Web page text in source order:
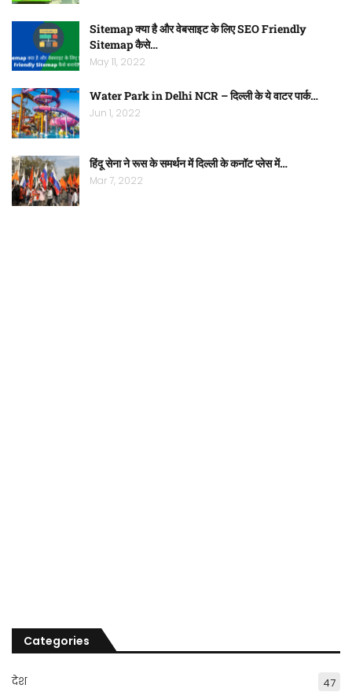
Sitemap क्या है और वेबसाइट के लिए SEO Friendly
Sitemap कैसे…
May 11, 2022
Water Park in Delhi NCR – दिल्ली के ये वाटर पार्क…
Jun 1, 2022
हिंदू सेना ने रूस के समर्थन में दिल्ली के कनॉट प्लेस में…
Mar 7, 2022
Categories
देश 47